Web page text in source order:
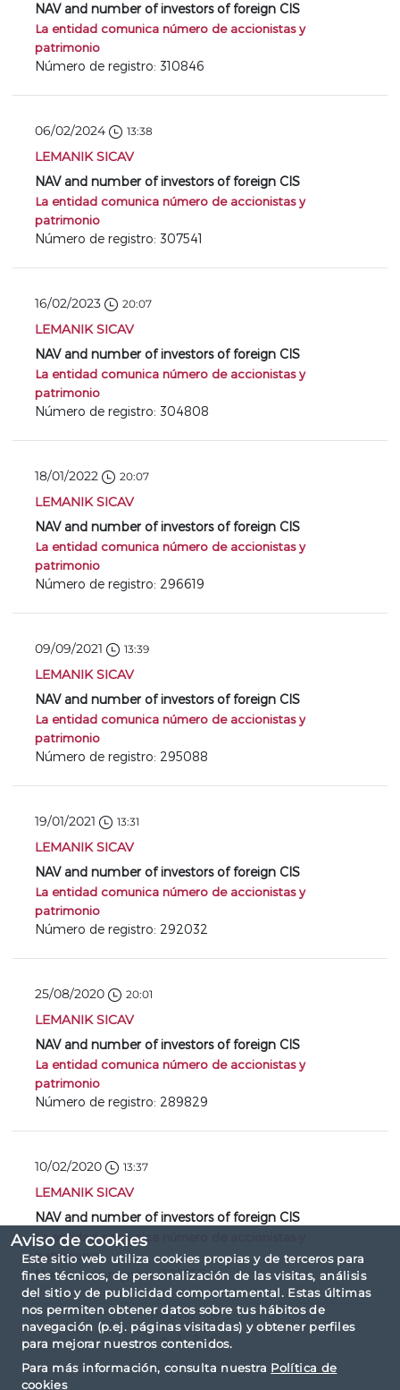
Aviso de cookies
Este sitio web utiliza cookies propias y de terceros para
fines técnicos, de personalización de las visitas, análisis
del sitio y de publicidad comportamental. Estas últimas
nos permiten obtener datos sobre tus hábitos de
navegación (p.ej. páginas visitadas) y obtener perfiles
para mejorar nuestros contenidos.
Para más información, consulta nuestra Política de
cookies
NAV and number of investors of foreign CIS
La entidad comunica número de accionistas y
patrimonio
Número de registro: 310846
06/02/2024 13:38
LEMANIK SICAV
NAV and number of investors of foreign CIS
La entidad comunica número de accionistas y
patrimonio
Número de registro: 307541
16/02/2023 20:07
LEMANIK SICAV
NAV and number of investors of foreign CIS
La entidad comunica número de accionistas y
patrimonio
Número de registro: 304808
18/01/2022 20:07
LEMANIK SICAV
NAV and number of investors of foreign CIS
La entidad comunica número de accionistas y
patrimonio
Número de registro: 296619
09/09/2021 13:39
LEMANIK SICAV
NAV and number of investors of foreign CIS
La entidad comunica número de accionistas y
patrimonio
Número de registro: 295088
19/01/2021 13:31
LEMANIK SICAV
NAV and number of investors of foreign CIS
La entidad comunica número de accionistas y
patrimonio
Número de registro: 292032
25/08/2020 20:01
LEMANIK SICAV
NAV and number of investors of foreign CIS
La entidad comunica número de accionistas y
patrimonio
Número de registro: 289829
10/02/2020 13:37
LEMANIK SICAV
NAV and number of investors of foreign CIS
La entidad comunica número de accionistas y
patrimonio
Número de registro: 286756
Página 1 de 2
« 1 2 »